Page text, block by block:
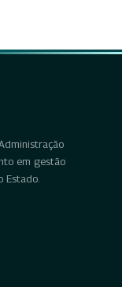
em gestão
Estado.